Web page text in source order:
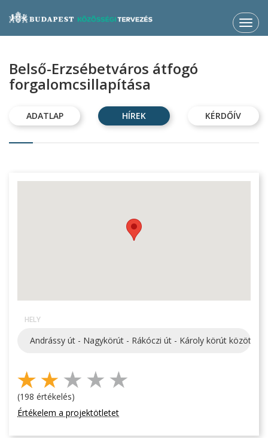
Belső-Erzsébetváros átfogó
forgalomcsillapítása
ADATLAP HÍREK KÉRDŐÍV
HELY
Andrássy út - Nagykörút - Rákóczi út - Károly körút közötti
(198 értékelés)
Értékelem a projektötletet